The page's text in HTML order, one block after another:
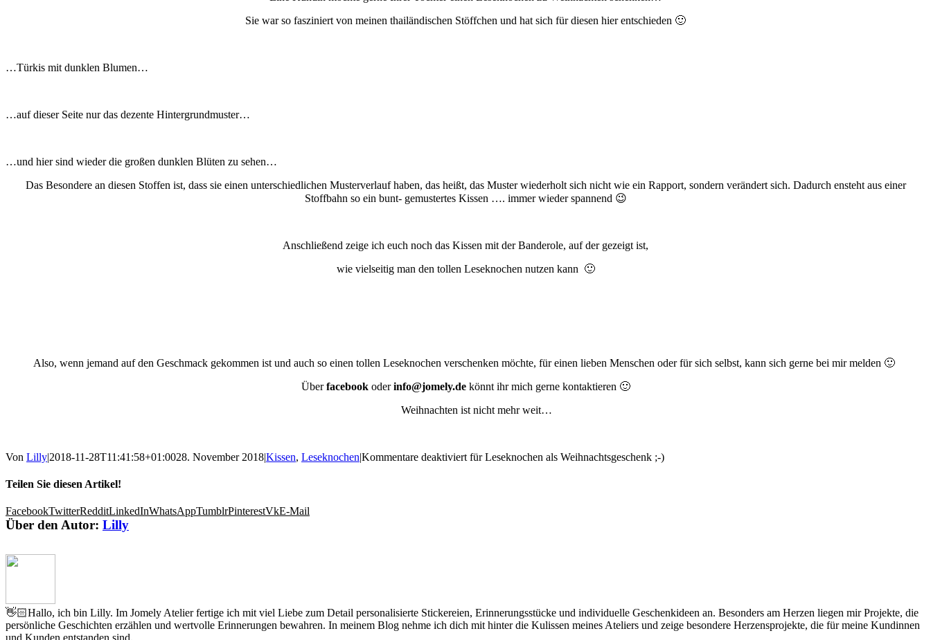
Sie war so fasziniert von meinen thailändischen Stöffchen und hat sich für diesen hier entschieden 🙂
…Türkis mit dunklen Blumen…
…auf dieser Seite nur das dezente Hintergrundmuster…
…und hier sind wieder die großen dunklen Blüten zu sehen…
Das Besondere an diesen Stoffen ist, dass sie einen unterschiedlichen Musterverlauf haben, das heißt, das Muster wiederholt sich nicht wie ein Rapport, sondern verändert sich. Dadurch ensteht aus einer
Stoffbahn so ein bunt- gemustertes Kissen …. immer wieder spannend 😉
Anschließend zeige ich euch noch das Kissen mit der Banderole, auf der gezeigt ist,
wie vielseitig man den tollen Leseknochen nutzen kann 🙂
Also, wenn jemand auf den Geschmack gekommen ist und auch so einen tollen Leseknochen verschenken möchte, für einen lieben Menschen oder für sich selbst, kann sich gerne bei mir melden 🙂
Überfacebookoderinfo@jomely.de könnt ihr mich gerne kontaktieren 🙂
Weihnachten ist nicht mehr weit…
Von Lilly|2018-11-28T11:41:58+01:0028. November 2018|Kissen, Leseknochen|Kommentare deaktiviert für Leseknochen als Weihnachtsgeschenk ;-)
Teilen Sie diesen Artikel!
FacebookTwitterRedditLinkedInWhatsAppTumblrPinterestVkE-Mail
Über den Autor: Lilly
👋🏻Hallo, ich bin Lilly. Im Jomely Atelier fertige ich mit viel Liebe zum Detail personalisierte Stickereien, Erinnerungsstücke und individuelle Geschenkideen an. Besonders am Herzen liegen mir Projekte, die
persönliche Geschichten erzählen und wertvolle Erinnerungen bewahren. In meinem Blog nehme ich dich mit hinter die Kulissen meines Ateliers und zeige besondere Herzensprojekte, die für meine Kundinnen